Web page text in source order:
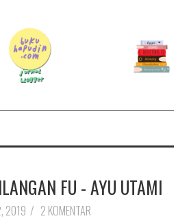
FU - AYU UTAMI
2019 / 2 KOMENTAR